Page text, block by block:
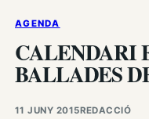
AGENDA
CALENDARI
BALLADES
11 JUNY 2015REDACCIÓ